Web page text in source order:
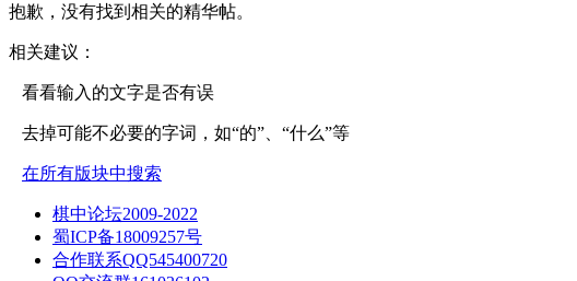
抱歉，没有找到相关的精华帖。
相关建议：
看看输入的文字是否有误
去掉可能不必要的字词，如“的”、“什么”等
在所有版块中搜索
棋中论坛2009-2022
蜀ICP备18009257号
合作联系QQ545400720